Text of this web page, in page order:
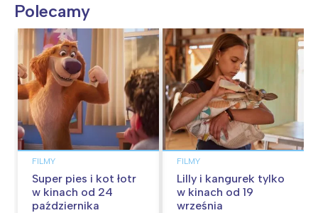
Polecamy
FILMY
Super pies i kot łotr
w kinach od 24
października
FILMY
Lilly i kangurek tylko
w kinach od 19
września